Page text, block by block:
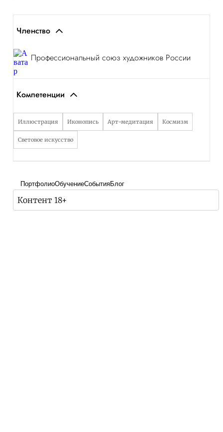
Членство
Профессиональный союз художников России
Компетенции
Иллюстрация Иконопись Арт-медитация Космизм
Световое искусство
ПортфолиоОбучениеСобытияБлог
Контент 18+